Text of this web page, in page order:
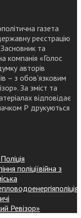
газета
реєстрацію
та
компанія «Голос
авторів
– з обов’язковим
За зміст та
відповідає
Р друкуються
Поліція
поліціївійна з
поліція
Ревізор»